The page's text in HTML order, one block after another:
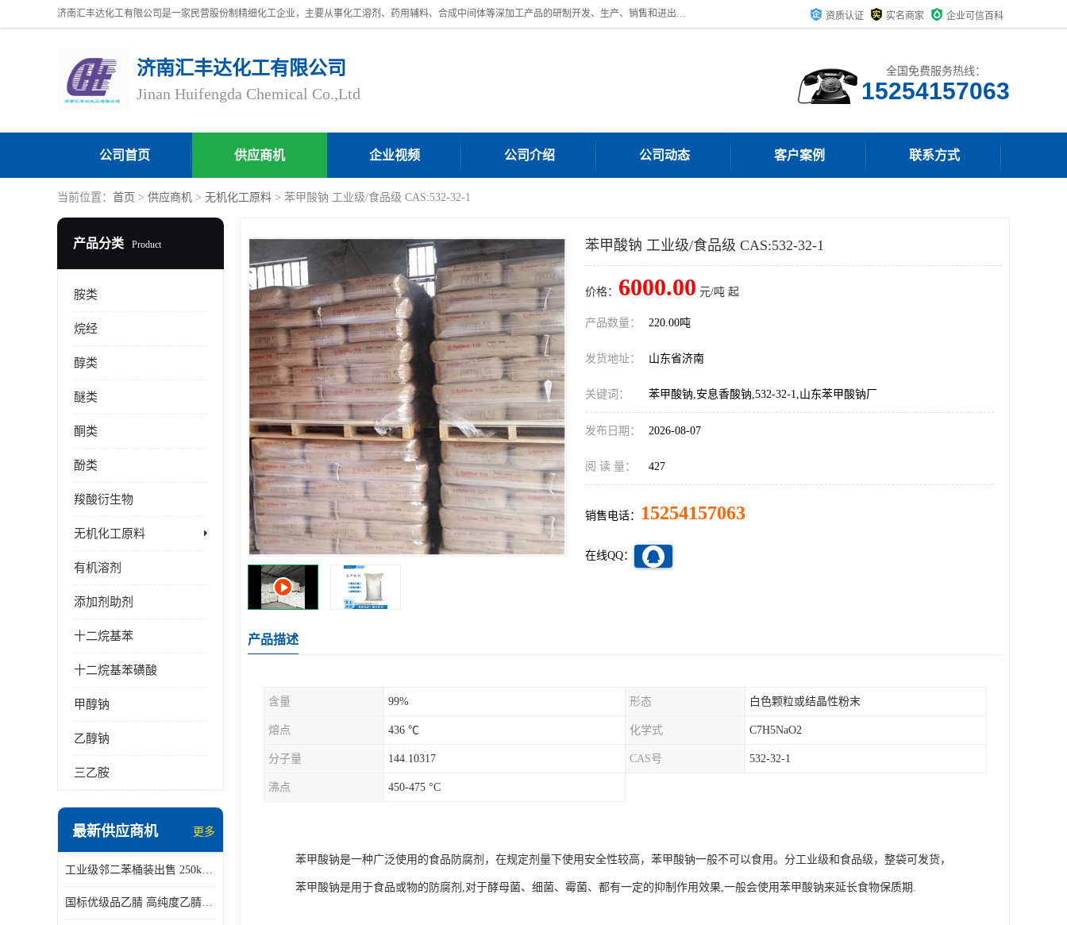
济南汇丰达化工有限公司是一家民营股份制精细化工企业，主要从事化工溶剂、药用辅料、合成中间体等深加工产品的研制开发、生产、销售和进出口贸易。主营产品：环氧丙烷，十二烷基苯，甲基磺酸，磺酸，DMF，DMAC，甘油，苯甲醇，乙酰氯，甲基丙烯酸，甲基丙烯酸甲酯，叔丁醇，异辛酸，二乙烯三胺，一乙，二乙‎，三乙醇胺，原乙酸三甲酯等化工产品及中间体。欢迎各界朋友洽谈咨询业务。 资质认证 实名商家 企业可信百科
济南汇丰达化工有限公司
Jinan Huifengda Chemical Co.,Ltd
全国免费服务热线：
15254157063
公司首页 供应商机 企业视频 公司介绍 公司动态 客户案例 联系方式
当前位置： 首页 > 供应商机 > 无机化工原料 > 苯甲酸钠 工业级/食品级 CAS:532-32-1
产品分类 Product
胺类
烷经
醇类
醚类
酮类
酚类
羧酸衍生物
无机化工原料
有机溶剂
添加剂助剂
十二烷基苯
十二烷基苯磺酸
甲醇钠
乙醇钠
三乙胺
最新供应商机 更多
工业级邻二苯桶装出售 250kg/桶 95-50-1
国标优级品乙腈 高纯度乙腈桶装现货160kg桶
苯甲酸钠 工业级/食品级 CAS:532-32-1
价格： 6000.00 元/吨 起
产品数量： 220.00吨
发货地址： 山东省济南
关键词： 苯甲酸钠,安息香酸钠,532-32-1,山东苯甲酸钠厂
发布日期： 2026-08-07
阅 读 量： 427
销售电话： 15254157063
在线QQ：
产品描述
含量 99% 形态 白色颗粒或结晶性粉末
熔点 436 ℃ 化学式 C7H5NaO2
分子量 144.10317 CAS号 532-32-1
沸点 450-475 °C
苯甲酸钠是一种广泛使用的食品防腐剂，在规定剂量下使用安全性较高，苯甲酸钠一般不可以食用。分工业级和食品级，整袋可发货，
苯甲酸钠是用于食品或物的防腐剂,对于酵母菌、细菌、霉菌、都有一定的抑制作用效果,一般会使用苯甲酸钠来延长食物保质期.